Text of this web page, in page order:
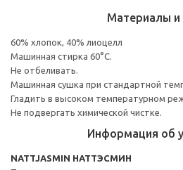
Материалы и
60% хлопок, 40% лиоцелл
Машинная стирка 60°С.
Не отбеливать.
Машинная сушка при стандартной
Гладить в высоком температурном
Не подвергать химической чистке.
Информация об
NATTJASMIN НАТТЭСМИН